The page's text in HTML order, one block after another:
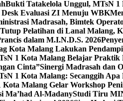
Bukti Tatakelola Unggul, MTsN
Desk Evaluasi ZI Menuju WBK
Madrasah, Bimtek
Tutup Pelatihan di Lanal Malang,
dalam M.I.N.D.S. 2026
Kota Malang Lakukan
1 Kota Malang Belajar
Cinta”Sinergi Madrasah dan
1 Kota Malang: Secanggih
Kota Malang Gelar Workshop
Ma’had Al-MadanyStudi Tiru